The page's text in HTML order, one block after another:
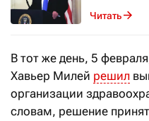
Читать
В тот же день, 5
Хавьер Милей решил
организации
словам, решение